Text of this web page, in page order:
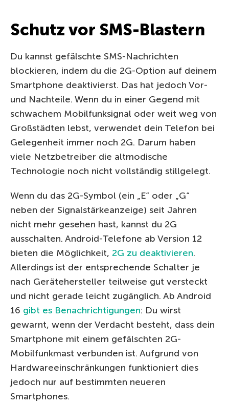
Schutz vor SMS-Blastern
Du kannst gefälschte SMS-Nachrichten
blockieren, indem du die 2G-Option auf deinem
Smartphone deaktivierst. Das hat jedoch Vor-
und Nachteile. Wenn du in einer Gegend mit
schwachem Mobilfunksignal oder weit weg von
Großstädten lebst, verwendet dein Telefon bei
Gelegenheit immer noch 2G. Darum haben
viele Netzbetreiber die altmodische
Technologie noch nicht vollständig stillgelegt.
Wenn du das 2G-Symbol (ein „E“ oder „G“
neben der Signalstärkeanzeige) seit Jahren
nicht mehr gesehen hast, kannst du 2G
ausschalten. Android-Telefone ab Version 12
bieten die Möglichkeit, 2G zu deaktivieren.
Allerdings ist der entsprechende Schalter je
nach Gerätehersteller teilweise gut versteckt
und nicht gerade leicht zugänglich. Ab Android
16 gibt es Benachrichtigungen: Du wirst
gewarnt, wenn der Verdacht besteht, dass dein
Smartphone mit einem gefälschten 2G-
Mobilfunkmast verbunden ist. Aufgrund von
Hardwareeinschränkungen funktioniert dies
jedoch nur auf bestimmten neueren
Smartphones.